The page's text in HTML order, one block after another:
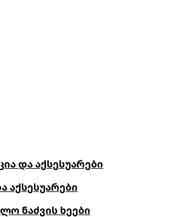
და აქსესუარები
აქსესუარები
ნაძვის ხეები